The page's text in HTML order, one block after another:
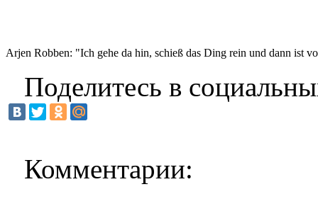
Arjen Robben: "Ich gehe da hin, schieß das Ding rein und dann ist
Поделитесь в
Комментарии: